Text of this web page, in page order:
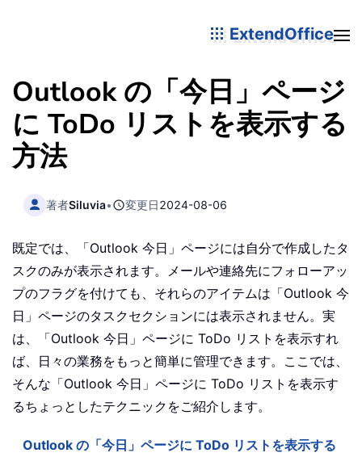
ExtendOffice
Outlook の「今日」ページ
に ToDo リストを表示する
方法
著者Siluvia• 変更日2024-08-06
既定では、「Outlook 今日」ページには自分で作成したタ
スクのみが表示されます。メールや連絡先にフォローアッ
プのフラグを付けても、それらのアイテムは「Outlook 今
日」ページのタスクセクションには表示されません。実
は、「Outlook 今日」ページに ToDo リストを表示すれ
ば、日々の業務をもっと簡単に管理できます。ここでは、
そんな「Outlook 今日」ページに ToDo リストを表示す
るちょっとしたテクニックをご紹介します。
Outlook の「今日」ページに ToDo リストを表示する